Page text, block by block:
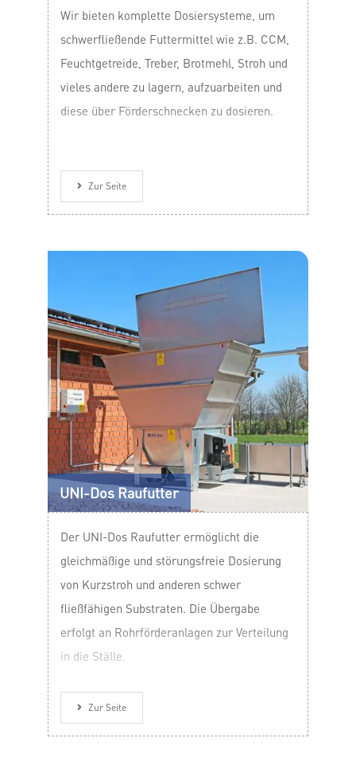
Wir bieten komplette Dosiersysteme, um
schwerfließende Futtermittel wie z.B. CCM,
Feuchtgetreide, Treber, Brotmehl, Stroh und
vieles andere zu lagern, aufzuarbeiten und
diese über Förderschnecken zu dosieren.
Zur Seite
UNI-Dos Raufutter
Der UNI-Dos Raufutter ermöglicht die
gleichmäßige und störungsfreie Dosierung
von Kurzstroh und anderen schwer
fließfähigen Substraten. Die Übergabe
erfolgt an Rohrförderanlagen zur Verteilung
in die Ställe.
Zur Seite